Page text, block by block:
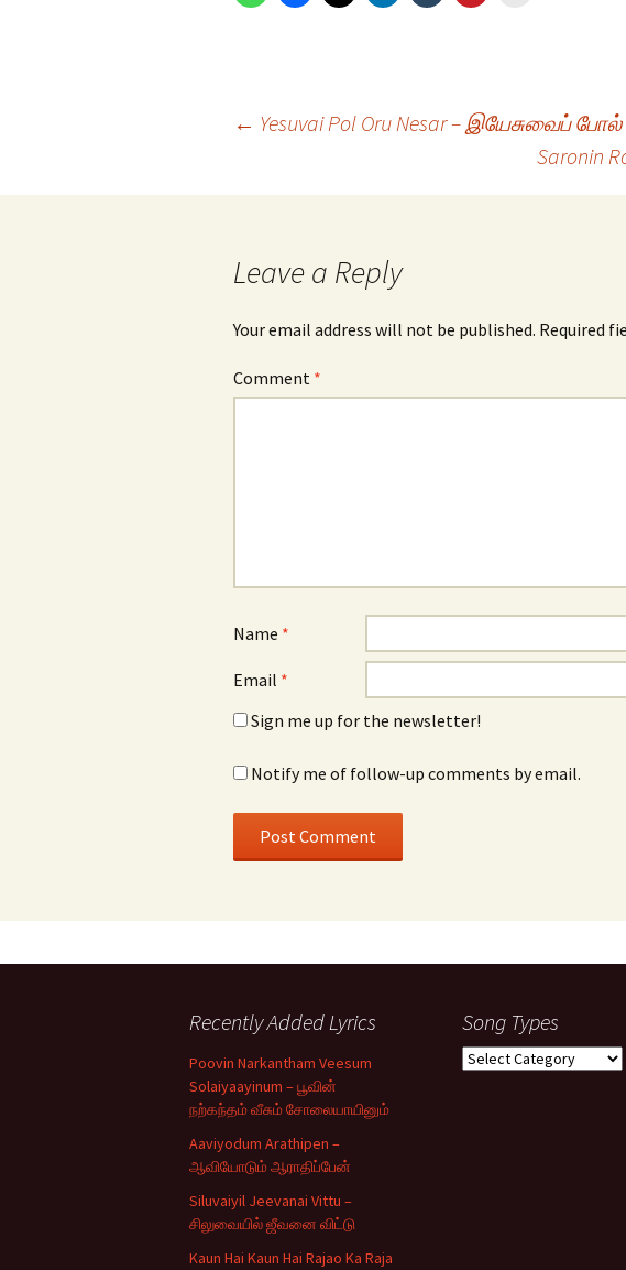
navigation
← Yesuvai Pol Oru Nesar – இயேசுவைப்
Saronin
Leave a Reply
Your email address will not be published. Required
Comment *
Name *
Email *
Sign me up for the newsletter!
Notify me of follow-up comments by email.
Recently Added Lyrics
Poovin Narkantham Veesum
Solaiyaayinum – பூவின்
நற்கந்தம் வீசும் சோலையாயினும்
Aaviyodum Arathipen –
ஆவியோடும் ஆராதிப்பேன்
Siluvaiyil Jeevanai Vittu –
சிலுவையில் ஜீவனை விட்டு
Kaun Hai Kaun Hai Rajao Ka Raja
Song Types
Song